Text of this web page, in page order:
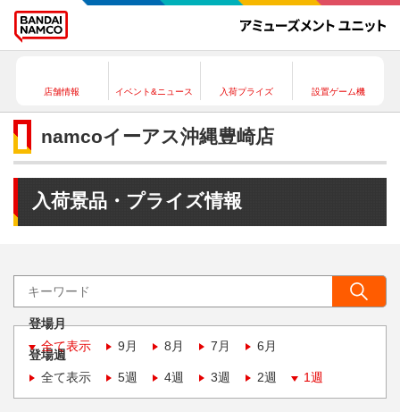
店舗情報 イベント&ニュース 入荷プライズ 設置ゲーム機
namcoイーアス沖縄豊崎店
入荷景品・プライズ情報
登場月
全て表示
9月 8月 7月 6月
登場週
全て表示
5週 4週 3週 2週 1週